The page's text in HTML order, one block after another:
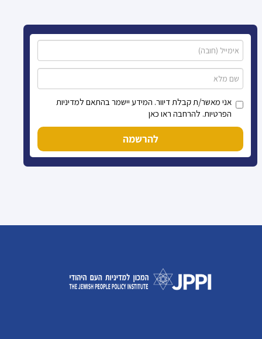
אני מאשר/ת קבלת דיוור. המידע יישמר בהתאם למדיניות
הפרטיות. להרחבה ראו כאן
להרשמה